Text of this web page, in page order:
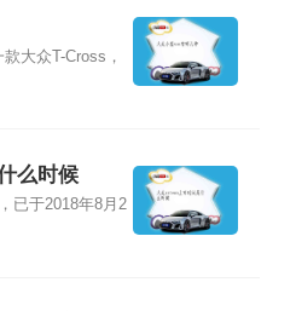
大众T-Cross，
么时候
已于2018年8月2